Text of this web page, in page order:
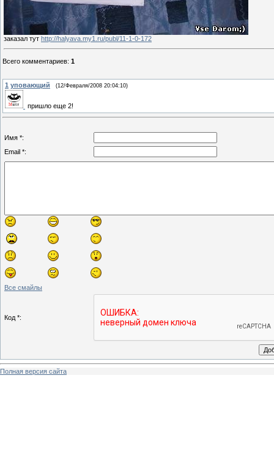
заказал тут http://halyava.my1.ru/publ/11-1-0-172
Всего комментариев: 1
1 уповающий (12/Февраля/2008 20:04:10)
пришло еще 2!
Имя *:
Email *:
Все смайлы
Код *:
Полная версия сайта